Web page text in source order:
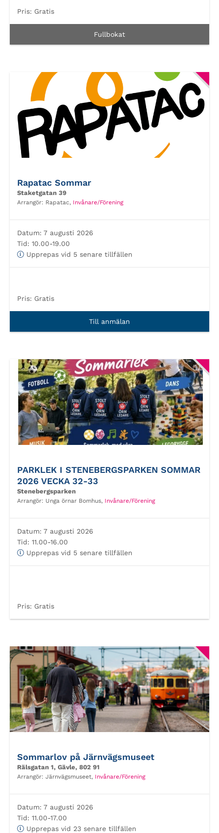
Pris: Gratis
Fullbokat
Rapatac Sommar
Staketgatan 39
Arrangör: Rapatac, Invånare/Förening
Datum: 7 augusti 2026
Tid: 10.00-19.00
Upprepas vid 5 senare tillfällen
Pris: Gratis
Till anmälan
PARKLEK I STENEBERGSPARKEN SOMMAR
2026 VECKA 32-33
Stenebergsparken
Arrangör: Unga örnar Bomhus, Invånare/Förening
Datum: 7 augusti 2026
Tid: 11.00-16.00
Upprepas vid 5 senare tillfällen
Pris: Gratis
Sommarlov på Järnvägsmuseet
Rälsgatan 1, Gävle, 802 91
Arrangör: Järnvägsmuseet, Invånare/Förening
Datum: 7 augusti 2026
Tid: 11.00-17.00
Upprepas vid 23 senare tillfällen